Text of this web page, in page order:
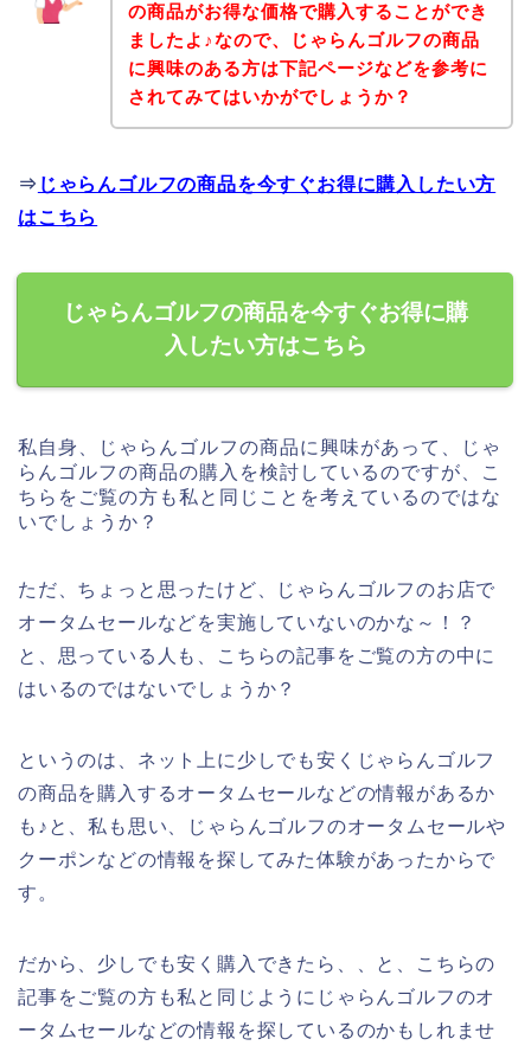
の商品がお得な価格で購入することができ
ましたよ♪なので、じゃらんゴルフの商品
に興味のある方は下記ページなどを参考に
されてみてはいかがでしょうか？
⇒ じゃらんゴルフの商品を今すぐお得に購入したい方
はこちら
じゃらんゴルフの商品を今すぐお得に購
入したい方はこちら
私自身、じゃらんゴルフの商品に興味があって、じゃ
らんゴルフの商品の購入を検討しているのですが、こ
ちらをご覧の方も私と同じことを考えているのではな
いでしょうか？
ただ、ちょっと思ったけど、じゃらんゴルフのお店で
オータムセールなどを実施していないのかな～！？
と、思っている人も、こちらの記事をご覧の方の中に
はいるのではないでしょうか？
というのは、ネット上に少しでも安くじゃらんゴルフ
の商品を購入するオータムセールなどの情報があるか
も♪と、私も思い、じゃらんゴルフのオータムセールや
クーポンなどの情報を探してみた体験があったからで
す。
だから、少しでも安く購入できたら、、と、こちらの
記事をご覧の方も私と同じようにじゃらんゴルフのオ
ータムセールなどの情報を探しているのかもしれませ